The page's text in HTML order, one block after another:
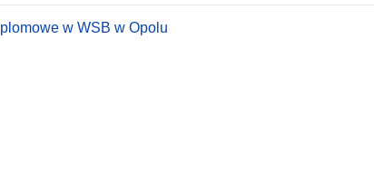
w WSB w Opolu